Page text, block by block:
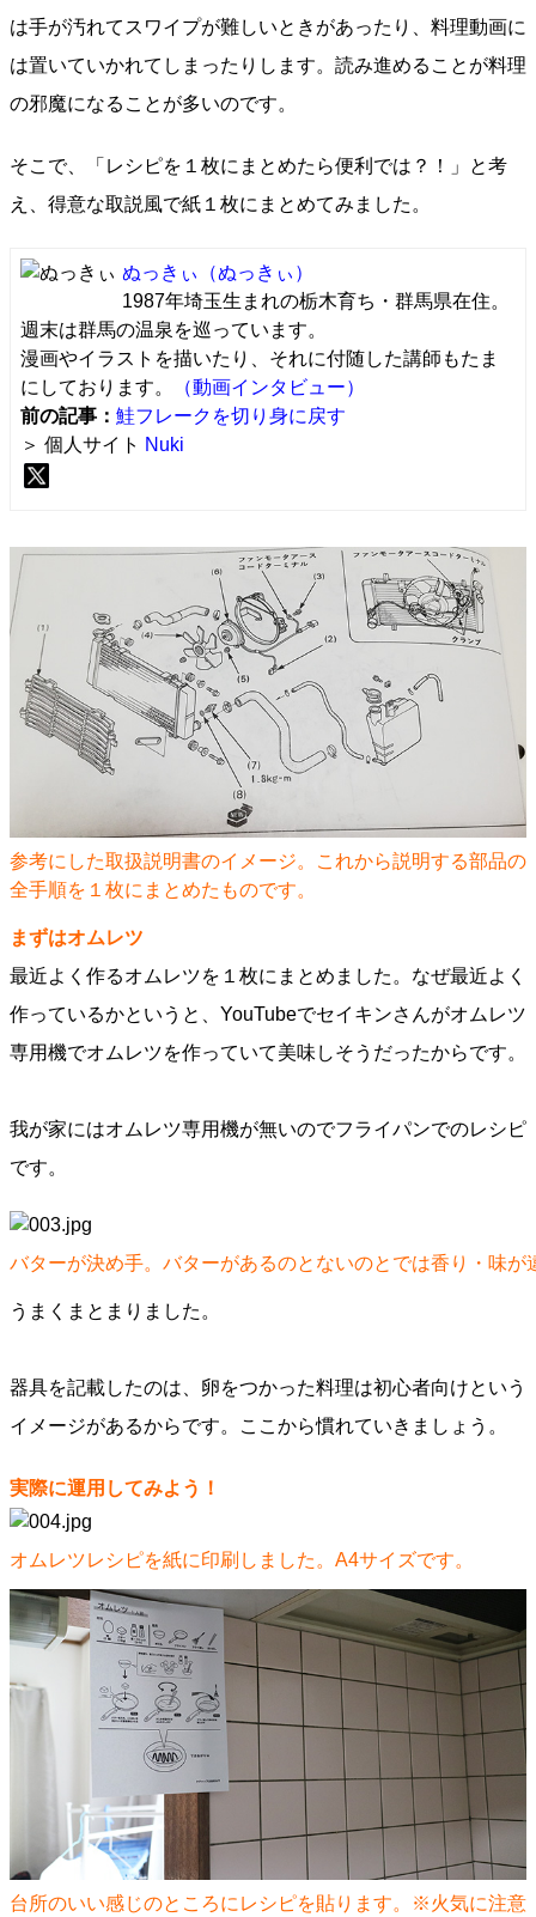
は手が汚れてスワイプが難しいときがあったり、料理動画に
は置いていかれてしまったりします。読み進めることが料理
の邪魔になることが多いのです。
そこで、「レシピを１枚にまとめたら便利では？！」と考
え、得意な取説風で紙１枚にまとめてみました。
ぬっきぃ
（ぬっきぃ）
1987年埼玉生まれの栃木育ち・群馬県在住。
週末は群馬の温泉を巡っています。
漫画やイラストを描いたり、それに付随した講師もたま
にしております。
（動画インタビュー）
前の記事： 鮭フレークを切り身に戻す
＞ 個人サイト Nuki
参考にした取扱説明書のイメージ。これから説明する部品の
全手順を１枚にまとめたものです。
まずはオムレツ
最近よく作るオムレツを１枚にまとめました。なぜ最近よく
作っているかというと、YouTubeでセイキンさんがオムレツ
専用機でオムレツを作っていて美味しそうだったからです。
我が家にはオムレツ専用機が無いのでフライパンでのレシピ
です。
バターが決め手。バターがあるのとないのとでは香り・味が
うまくまとまりました。
器具を記載したのは、卵をつかった料理は初心者向けという
イメージがあるからです。ここから慣れていきましょう。
実際に運用してみよう！
オムレツレシピを紙に印刷しました。A4サイズです。
台所のいい感じのところにレシピを貼ります。※火気に注意